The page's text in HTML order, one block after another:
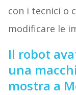
con i tecnici o
modificare le
Il robot
una
mostra a